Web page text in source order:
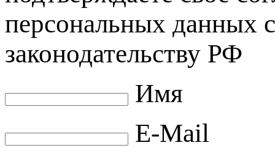
персональных данных
законодательству РФ
Имя
E-Mail